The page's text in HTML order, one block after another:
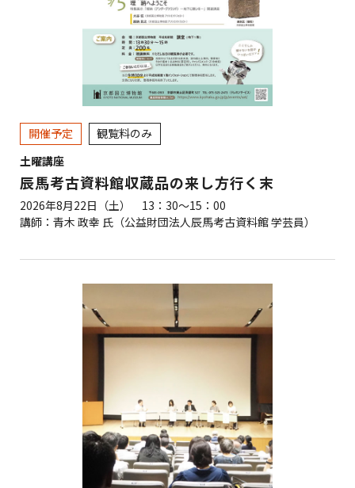
開催予定
観覧料のみ
土曜講座
辰馬考古資料館収蔵品の来し方行く末
2026年8月22日（土） 13：30～15：00
講師：青木 政幸 氏（公益財団法人辰馬考古資料館 学芸員）